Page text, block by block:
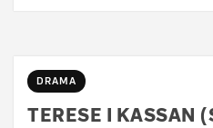
DRAMA
TERESE I KASSAN